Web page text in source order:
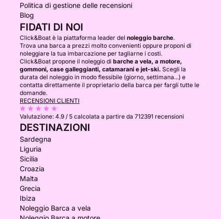
Politica di gestione delle recensioni
Blog
FIDATI DI NOI
Click&Boat è la piattaforma leader del noleggio barche.
Trova una barca a prezzi molto convenienti oppure proponi di
noleggiare la tua imbarcazione per tagliarne i costi.
Click&Boat propone il noleggio di barche a vela, a motore,
gommoni, case galleggianti, catamarani e jet-ski. Scegli la
durata del noleggio in modo flessibile (giorno, settimana...) e
contatta direttamente il proprietario della barca per fargli tutte le
domande.
RECENSIONI CLIENTI
Valutazione: 4.9 / 5 calcolata a partire da 712391 recensioni
DESTINAZIONI
Sardegna
Liguria
Sicilia
Croazia
Malta
Grecia
Ibiza
Noleggio Barca a vela